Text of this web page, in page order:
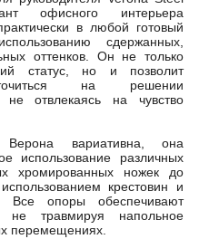
офисного интерьера
в любой готовый
сдержанных,
оттенков. Он не только
статус, но и позволит
на решении
не отвлекаясь на чувство
Верона вариативна, она
использование различных
хромированных ножек до
крестовин и
Все опоры обеспечивают
не травмируя напольное
перемещениях.